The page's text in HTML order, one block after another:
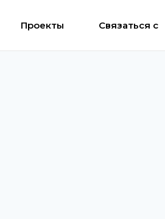
Проекты Связаться с